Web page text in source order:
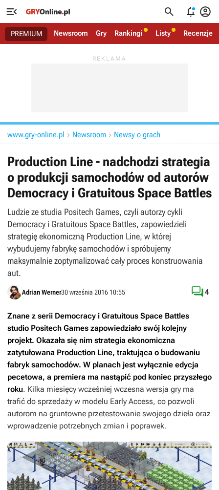
   
PREMIUM Newsroom Gry Rankingi Listy Recenzje
www.gry-online.pl  Newsroom  Newsy o grach
Production Line - nadchodzi strategia
o produkcji samochodów od autorów
Democracy i Gratuitous Space Battles
Ludzie ze studia Positech Games, czyli autorzy cykli
Democracy i Gratuitous Space Battles, zapowiedzieli
strategię ekonomiczną Production Line, w której
wybudujemy fabrykę samochodów i spróbujemy
maksymalnie zoptymalizować cały proces konstruowania
aut.
Adrian Werner30 września 2016 10:55 4
Znane z serii Democracy i Gratuitous Space Battles
studio Positech Games zapowiedziało swój kolejny
projekt. Okazała się nim strategia ekonomiczna
zatytułowana Production Line, traktująca o budowaniu
fabryk samochodów. W planach jest wyłącznie edycja
pecetowa, a premiera ma nastąpić pod koniec przyszłego
roku. Kilka miesięcy wcześniej wczesna wersja gry ma
trafić do sprzedaży w modelu Early Access, co pozwoli
autorom na gruntowne przetestowanie swojego dzieła oraz
wprowadzenie potrzebnych zmian i poprawek.